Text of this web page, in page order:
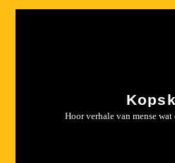
Hoor verhale van mense